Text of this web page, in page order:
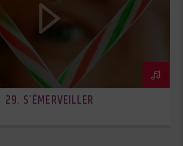
29. S’ÉMERVEILLER